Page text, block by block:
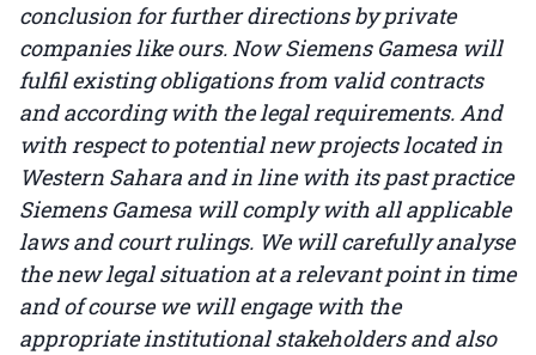
conclusion for further directions by private
companies like ours. Now Siemens Gamesa will
fulfil existing obligations from valid contracts
and according with the legal requirements. And
with respect to potential new projects located in
Western Sahara and in line with its past practice
Siemens Gamesa will comply with all applicable
laws and court rulings. We will carefully analyse
the new legal situation at a relevant point in time
and of course we will engage with the
appropriate institutional stakeholders and also